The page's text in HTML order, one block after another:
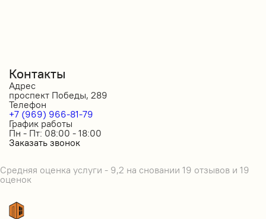
Контакты
Адрес
проспект Победы, 289
Телефон
+7 (969) 966-81-79
График работы
Пн - Пт: 08:00 - 18:00
Заказать звонок
Средняя оценка услуги - 9,2 на сновании 19 отзывов и 19
оценок